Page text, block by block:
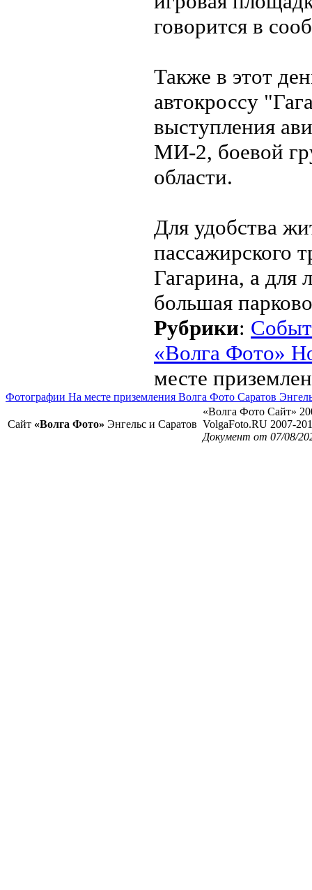
говорится в
Также в этот
автокроссу
выступления
МИ-2, боевой
области.
Для удобства
пассажирского
Гагарина, а для
большая
Рубрики:
«Волга Фото»
месте
Фотографии На месте приземления Волга Фото Саратов
Сайт «Волга Фото» Энгельс и Саратов
«Волга Фото Сайт»
VolgaFoto.RU 2007-
Документ от 07/08/